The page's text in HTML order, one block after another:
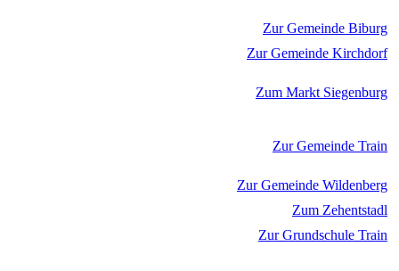
Zur Gemeinde Biburg
Zur Gemeinde Kirchdorf
Zum Markt Siegenburg
Zur Gemeinde Train
Zur Gemeinde Wildenberg
Zum Zehentstadl
Zur Grundschule Train